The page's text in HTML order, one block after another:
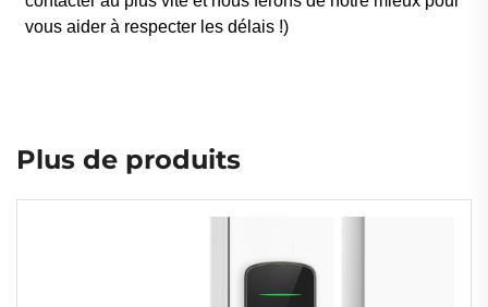
vous aider à respecter les délais !)
Plus de produits